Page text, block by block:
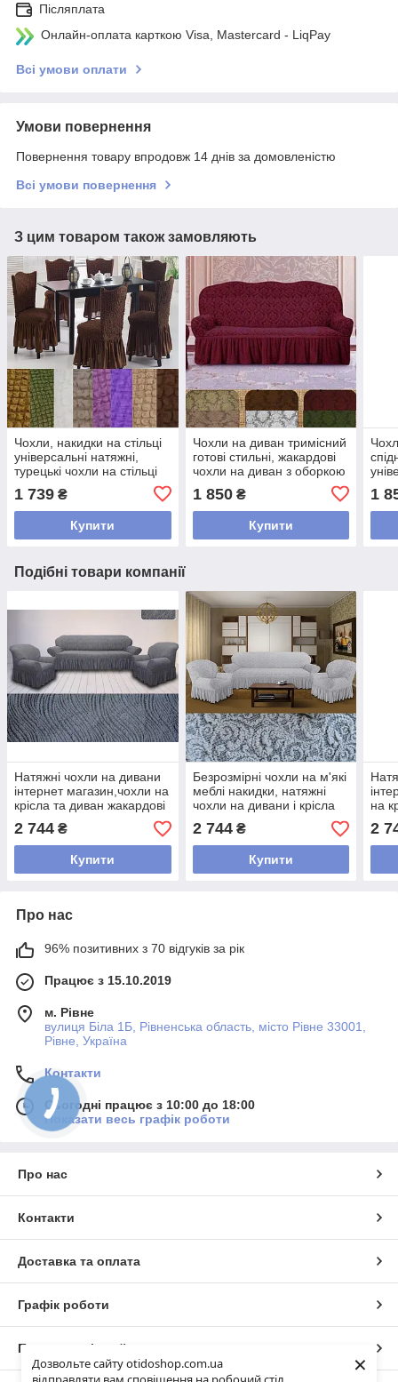
Дозвольте сайту otidoshop.com.ua
×
Післяплата
Онлайн-оплата карткою Visa, Mastercard - LiqPay
Всі умови оплати
Умови повернення
Повернення товару впродовж 14 днів за домовленістю
Всі умови повернення
З цим товаром також замовляють
Чохли, накидки на стільці
універсальні натяжні,
турецькі чохли на стільці
Коричневий
1 739 ₴
Купити
Чохли на диван тримісний
готові стильні, жакардові
чохли на диван з оборкою
1 850₴
Купити
1
Подібні товари компанії
Натяжні чохли на дивани
інтернет магазин,чохли на
крісла та диван жакардові
з спідницею безрозмірні
Сірий
2 744 ₴
Купити
Безрозмірні чохли на м'які
меблі накидки, натяжні
чохли на дивани і крісла
2 744₴
Купити
на
2
Про нас
96% позитивних з 70 відгуків за рік
Працює з 15.10.2019
м. Рівне
вулиця Біла 1Б, Рівненська область, місто Рівне 33001,
Рівне, Україна
Контакти
Сьогодні працює з 10:00 до 18:00
Показати весь графік роботи
Про нас
Контакти
Доставка та оплата
Графік роботи
Повна версія сайту